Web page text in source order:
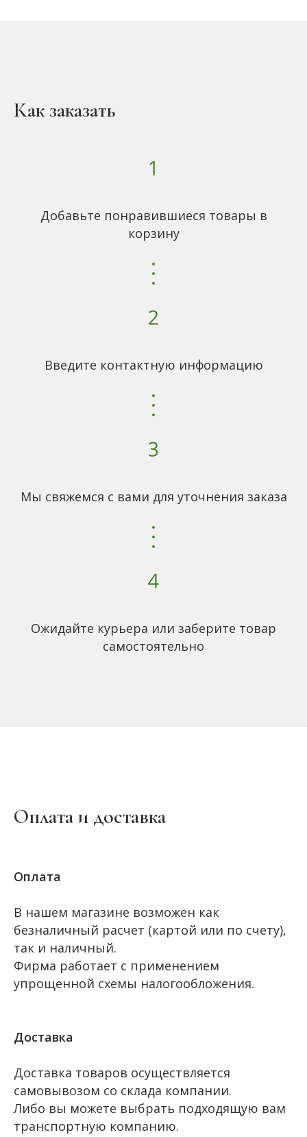
Как заказать
Добавьте понравившиеся товары в
корзину
Введите контактную информацию
Мы свяжемся с вами для уточнения заказа
Ожидайте курьера или заберите товар
самостоятельно
Оплата и доставка
Оплата
В нашем магазине возможен как
безналичный расчет (картой или по счету),
так и наличный.
Фирма работает с применением
упрощенной схемы налогообложения.
Доставка
Доставка товаров осуществляется
самовывозом со склада компании.
Либо вы можете выбрать подходящую вам
транспортную компанию.